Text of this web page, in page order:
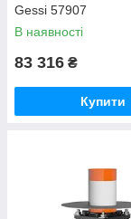
Gessi 57907
В наявності
83 316 ₴
Купити